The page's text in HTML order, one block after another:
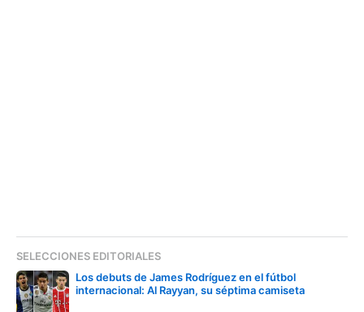
SELECCIONES EDITORIALES
Los debuts de James Rodríguez en el fútbol
internacional: Al Rayyan, su séptima camiseta